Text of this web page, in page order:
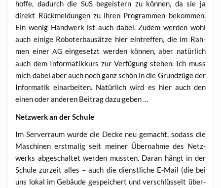
hof­fe, dadurch die SuS begeis­tern zu kön­nen, da sie ja
direkt Rück­mel­dun­gen zu ihren Pro­gram­men bekom­men.
Ein wenig Hand­werk ist auch dabei. Zudem wer­den wohl
auch eini­ge Robo­ter­bau­sät­ze hier ein­tref­fen, die im Rah­
men einerAG ein­ge­setzt wer­den kön­nen, aber natür­lich
auch dem Infor­ma­tik­kurs zur Ver­fü­gung ste­hen. Ich muss
mich dabei aber auch noch ganz schön in die Grund­zü­ge der
Infor­ma­tik ein­ar­bei­ten. Natür­lich wird es hier auch den
einen oder ande­ren Bei­trag dazu geben …
Netz­werk an der Schule
Im Ser­ver­raum wur­de die Decke neu gemacht, sodass die
Maschi­nen erst­ma­lig seit mei­ner Über­nah­me des Netz­
werks abge­schal­tet wer­den muss­ten. Dar­an hängt in der
Schu­le zur­zeit alles – auch die dienst­li­che E‑Mail (die bei
uns lokal im Gebäu­de gespei­chert und ver­schlüs­selt über­